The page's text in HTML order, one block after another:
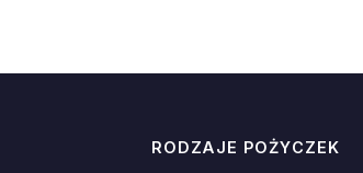
RODZAJE POŻYCZEK